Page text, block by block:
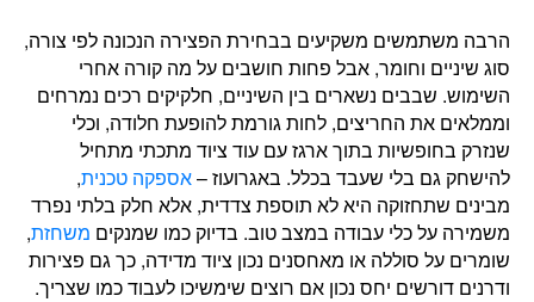
הרבה משתמשים משקיעים בבחירת הפצירה הנכונה לפי צורה,
סוג שיניים וחומר, אבל פחות חושבים על מה קורה אחרי
השימוש. שבבים נשארים בין השיניים, חלקיקים רכים נמרחים
וממלאים את החריצים, לחות גורמת להופעת חלודה, וכלי
שנזרק בחופשיות בתוך ארגז עם עוד ציוד מתכתי מתחיל
להישחק גם בלי שעבד בכלל. באגרועוז –אספקה טכנית,
מבינים שתחזוקה היא לא תוספת צדדית, אלא חלק בלתי נפרד
משמירה על כלי עבודה במצב טוב. בדיוק כמו שמנקים משחזת,
שומרים על סוללה או מאחסנים נכון ציוד מדידה, כך גם פצירות
ודרנים דורשים יחס נכון אם רוצים שימשיכו לעבוד כמו שצריך.